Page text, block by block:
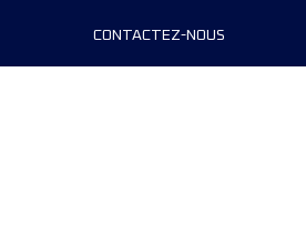
CONTACTEZ-NOUS